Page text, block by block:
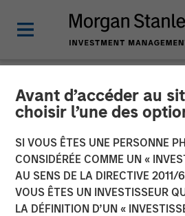
Avant d’accéder au
choisir l’une des
SI VOUS ÊTES UNE PERSONNE
CONSIDÉRÉE COMME UN «
AU SENS DE LA DIRECTIVE 2011/
VOUS ÊTES UN INVESTISSEUR
LA DÉFINITION D’UN «
NEWSROOM
Instagrid raises
enters the
market